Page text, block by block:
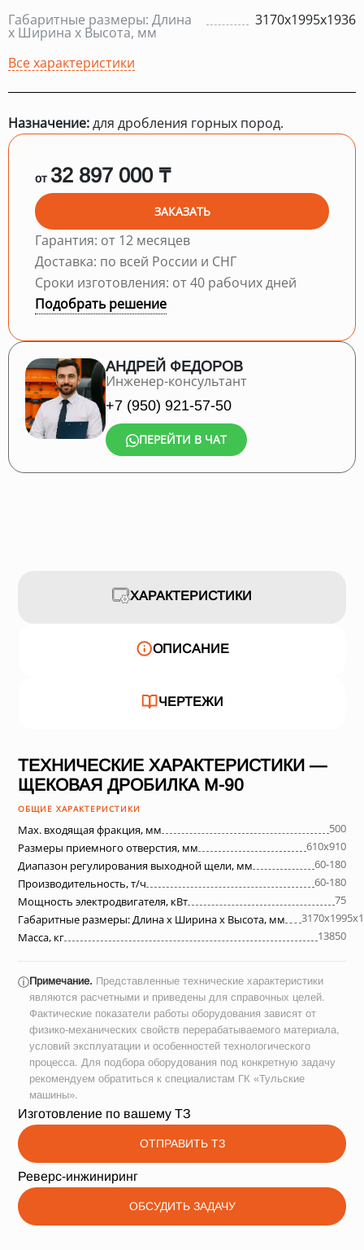
Габаритные размеры: Длина
х Ширина х Высота, мм
3170х1995х1936
Все характеристики
Назначение:для дробления горных пород.
от 32 897 000 ₸
ЗАКАЗАТЬ
Гарантия: от 12 месяцев
Доставка: по всей России и СНГ
Сроки изготовления: от 40 рабочих дней
Подобрать решение
АНДРЕЙ ФЕДОРОВ
Инженер-консультант
+7 (950) 921-57-50
ПЕРЕЙТИ В ЧАТ
ХАРАКТЕРИСТИКИ
ОПИСАНИЕ
ЧЕРТЕЖИ
ТЕХНИЧЕСКИЕ ХАРАКТЕРИСТИКИ —
ЩЕКОВАЯ ДРОБИЛКА М-90
ОБЩИЕ ХАРАКТЕРИСТИКИ
Max. входящая фракция, мм
500
Размеры приемного отверстия, мм
610х910
Диапазон регулирования выходной щели, мм
60-180
Производительность, т/ч
60-180
Мощность электродвигателя, кВт
75
Габаритные размеры: Длина х Ширина х Высота, мм
Масса, кг
13850
ⓘПримечание. Представленные технические характеристики
являются расчетными и приведены для справочных целей.
Фактические показатели работы оборудования зависят от
физико-механических свойств перерабатываемого материала,
условий эксплуатации и особенностей технологического
процесса. Для подбора оборудования под конкретную задачу
рекомендуем обратиться к специалистам ГК «Тульские
машины».
Изготовление по вашему ТЗ
ОТПРАВИТЬ ТЗ
Реверс-инжиниринг
ОБСУДИТЬ ЗАДАЧУ